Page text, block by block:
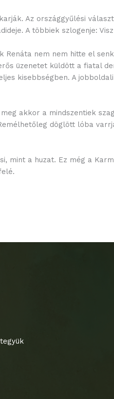
Az országgyűlési
A többiek szlogenje:
Renáta nem nem hitte el
üzenetet küldött a fiatal
kisebbségben. A
akkor a mindszentiek
döglött lóba
mint a huzat. Ez még a